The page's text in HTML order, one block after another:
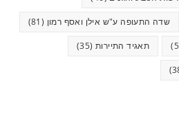
שדה התעופה ע"ש אילן ואסף רמון (81)
תאגיד התיירות (35)